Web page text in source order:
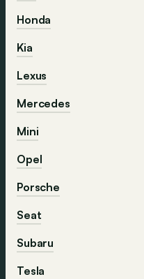
Honda
Kia
Lexus
Mercedes
Mini
Opel
Porsche
Seat
Subaru
Tesla